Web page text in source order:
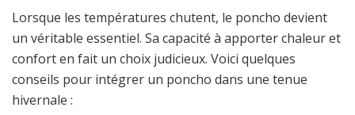
Lorsque les températures chutent, le poncho devient
un véritable essentiel. Sa capacité à apporter chaleur et
confort en fait un choix judicieux. Voici quelques
conseils pour intégrer un poncho dans une tenue
hivernale :